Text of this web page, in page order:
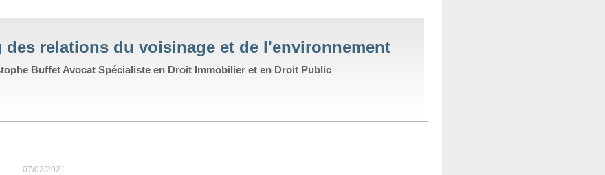
des relations du voisinage et de l'environnement
Buffet Avocat Spécialiste en Droit Immobilier et en Droit Public
07/02/2021